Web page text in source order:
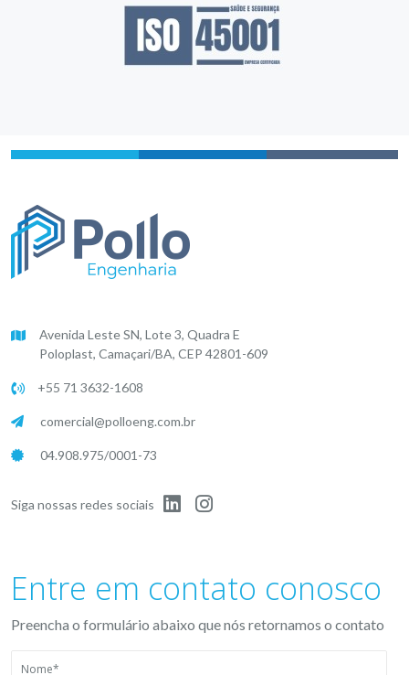
Avenida Leste SN, Lote 3, Quadra E
Poloplast, Camaçari/BA, CEP 42801-609
+55 71 3632-1608
comercial@polloeng.com.br
04.908.975/0001-73
Siga nossas redes sociais
Entre em contato conosco
Preencha o formulário abaixo que nós retornamos o contato